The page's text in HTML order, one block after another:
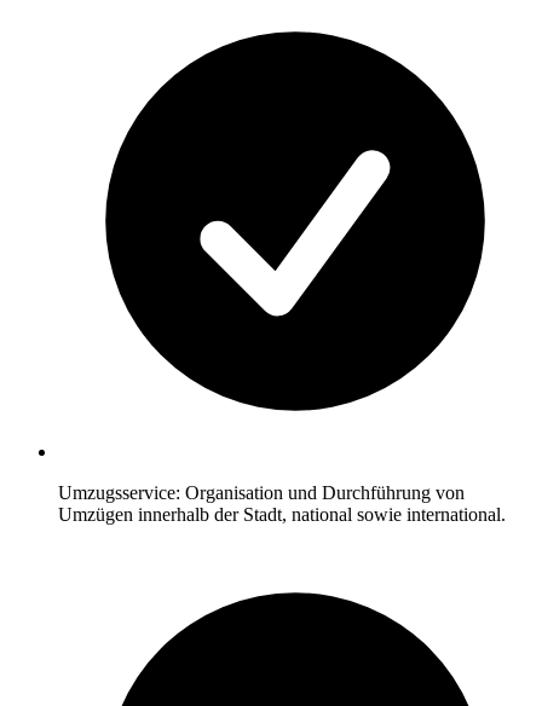
Umzugsservice: Organisation und Durchführung von
Umzügen innerhalb der Stadt, national sowie international.